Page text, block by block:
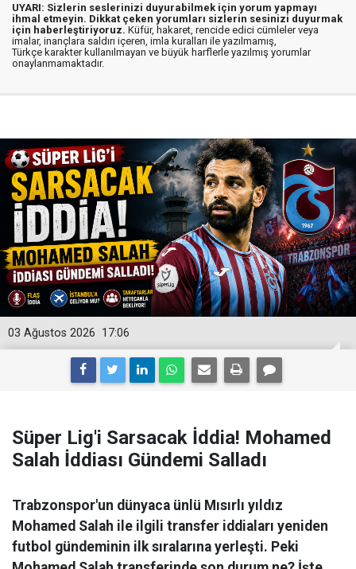
UYARI: Sizlerin seslerinizi duyurabilmek için yorum yapmayı
ihmal etmeyin. Dikkat çeken yorumları sizlerin sesinizi duyurmak
için haberleştiriyoruz. Küfür, hakaret, rencide edici cümleler veya
imalar, inançlara saldırı içeren, imla kuralları ile yazılmamış,
Türkçe karakter kullanılmayan ve büyük harflerle yazılmış yorumlar
onaylanmamaktadır.
17:06
03 Ağustos 2026
Süper Lig'i Sarsacak İddia! Mohamed
Salah İddiası Gündemi Salladı
Trabzonspor'un dünyaca ünlü Mısırlı yıldız
Mohamed Salah ile ilgili transfer iddiaları yeniden
futbol gündeminin ilk sıralarına yerleşti. Peki